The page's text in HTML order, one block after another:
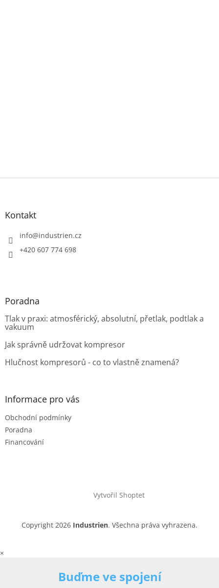
Z
Kontakt
info@industrien.cz
+420 607 774 698
Poradna
Tlak v praxi: atmosférický, absolutní, přetlak, podtlak a
vakuum
Jak správně udržovat kompresor
Hlučnost kompresorů - co to vlastně znamená?
Informace pro vás
Obchodní podmínky
Poradna
Financování
Vytvořil Shoptet
Copyright 2026 Industrien. Všechna práva vyhrazena.
×
Buďme ve spojení